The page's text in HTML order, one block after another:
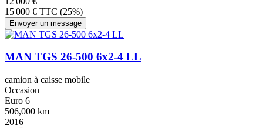
15 000 € TTC (25%)
Envoyer un message
MAN TGS 26-500 6x2-4 LL
camion à caisse mobile
Occasion
Euro 6
506,000 km
2016